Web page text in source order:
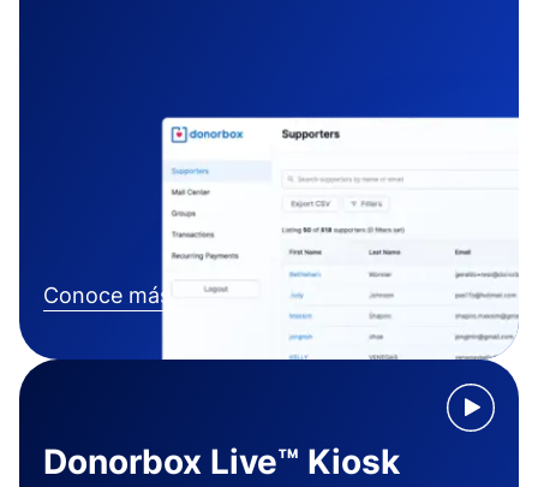
Conoce más
Donorbox Live™ Kiosk